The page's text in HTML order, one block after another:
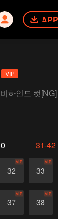
APP
VIP
비하인드 컷[NG]
31-42
32
VIP
33
VIP
37
VIP
38
VIP